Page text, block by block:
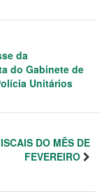
da
do Gabinete de
Unitários
DO MÊS DE
FEVEREIRO